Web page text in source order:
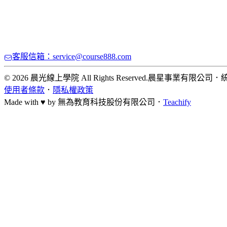
客服信箱：service@course888.com
© 2026 晨光線上學院 All Rights Reserved.晨星事業有限公司 ．
使用者條款 ． 隱私權政策
Made with ♥ by 無為教育科技股份有限公司． Teachify